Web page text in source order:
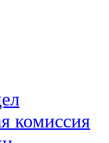
комиссия